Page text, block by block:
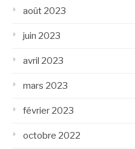
août 2023
juin 2023
avril 2023
mars 2023
février 2023
octobre 2022